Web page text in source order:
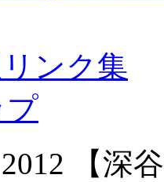
ンク集
プ
【深